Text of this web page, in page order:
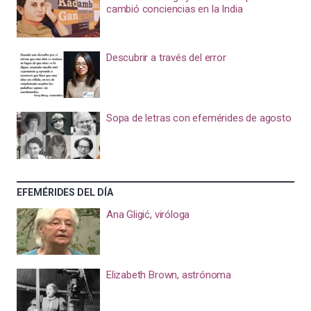
cambió conciencias en la India
Descubrir a través del error
Sopa de letras con efemérides de agosto
EFEMÉRIDES DEL DÍA
Ana Gligić, viróloga
Elizabeth Brown, astrónoma